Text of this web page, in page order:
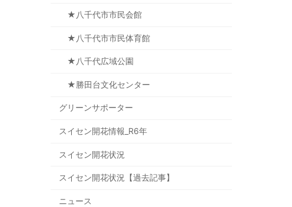
★八千代市市民会館
★八千代市市民体育館
★八千代広域公園
★勝田台文化センター
グリーンサポーター
スイセン開花情報_R6年
スイセン開花状況
スイセン開花状況【過去記事】
ニュース